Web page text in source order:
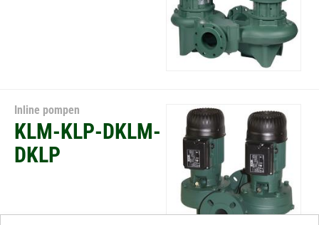
Inline pompen
KLM-KLP-DKLM-
DKLP